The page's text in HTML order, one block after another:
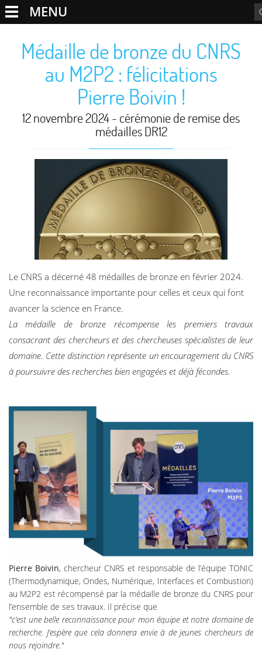
MENU
Médaille de bronze du CNRS
au M2P2 : félicitations
Pierre Boivin !
12 novembre 2024 - cérémonie de remise des
médailles DR12
Le CNRS a décerné 48 médailles de bronze en février 2024.
Une reconnaissance importante pour celles et ceux qui font
avancer la science en France.
La médaille de bronze récompense les premiers travaux
consacrant des chercheurs et des chercheuses spécialistes de leur
domaine. Cette distinction représente un encouragement du CNRS
à poursuivre des recherches bien engagées et déjà fécondes.
Pierre Boivin, chercheur CNRS et responsable de l’équipe TONIC
(Thermodynamique, Ondes, Numérique, Interfaces et Combustion)
au M2P2 est récompensé par la médaille de bronze du CNRS pour
l’ensemble de ses travaux. Il précise que
"c’est une belle reconnaissance pour mon équipe et notre domaine de
recherche. J’espère que cela donnera envie à de jeunes chercheurs de
nous rejoindre."